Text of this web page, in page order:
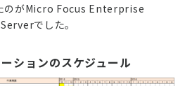
のがMicro Focus Enterprise
でした。
ションのスケジュール